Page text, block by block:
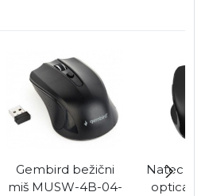
Gembird bežični
miš MUSW-4B-04-
Natec
optical